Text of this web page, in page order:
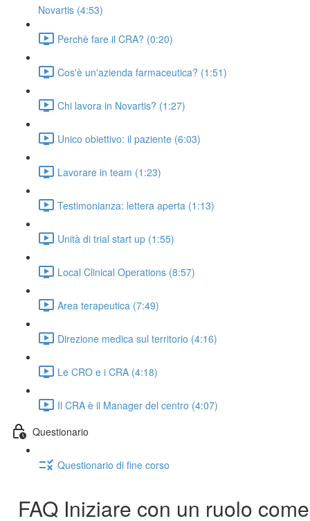
Novartis (4:53)
Perchè fare il CRA? (0:20)
Cos'è un'azienda farmaceutica? (1:51)
Chi lavora in Novartis? (1:27)
Unico obiettivo: il paziente (6:03)
Lavorare in team (1:23)
Testimonianza: lettera aperta (1:13)
Unità di trial start up (1:55)
Local Clinical Operations (8:57)
Area terapeutica (7:49)
Direzione medica sul territorio (4:16)
Le CRO e i CRA (4:18)
Il CRA è il Manager del centro (4:07)
Questionario
Questionario di fine corso
FAQ Iniziare con un ruolo come